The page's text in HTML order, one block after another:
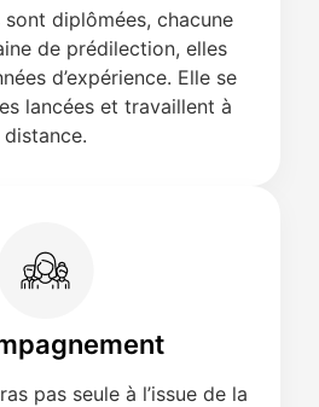
diplômées, chacune
de prédilection, elles
d’expérience. Elle se
lancées et travaillent à
distance.
pas seule à l’issue de la